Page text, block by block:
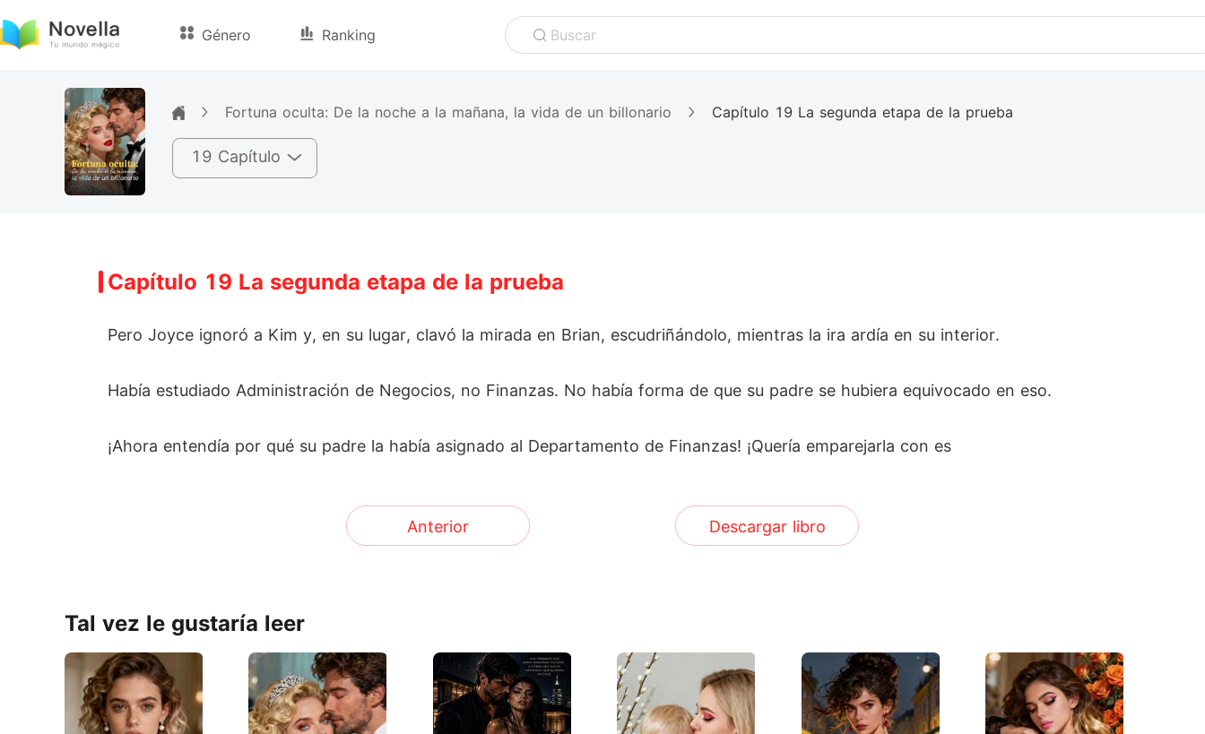
Género Ranking Buscar
Fortuna oculta: De la noche a la mañana, la vida de un billonario Capítulo 19 La segunda etapa de la prueba
19 Capítulo
Capítulo 19 La segunda etapa de la prueba
Pero Joyce ignoró a Kim y, en su lugar, clavó la mirada en Brian, escudriñándolo, mientras la ira ardía en su interior.
Había estudiado Administración de Negocios, no Finanzas. No había forma de que su padre se hubiera equivocado en eso.
¡Ahora entendía por qué su padre la había asignado al Departamento de Finanzas! ¡Quería emparejarla con es
Anterior Descargar libro
Tal vez le gustaría leer